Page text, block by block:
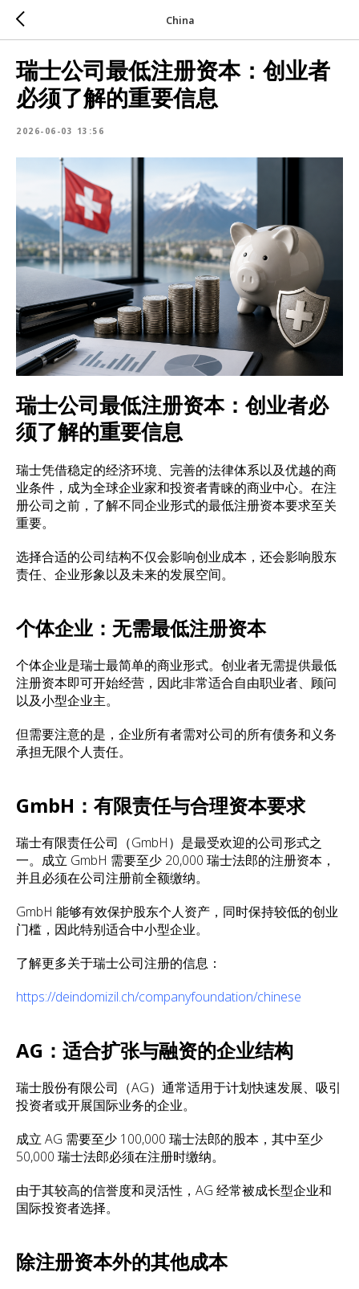
China
瑞士公司最低注册资本：创业者
必须了解的重要信息
2026-06-03 13:56
瑞士公司最低注册资本：创业者必
须了解的重要信息
瑞士凭借稳定的经济环境、完善的法律体系以及优越的商
业条件，成为全球企业家和投资者青睐的商业中心。在注
册公司之前，了解不同企业形式的最低注册资本要求至关
重要。
选择合适的公司结构不仅会影响创业成本，还会影响股东
责任、企业形象以及未来的发展空间。
个体企业：无需最低注册资本
个体企业是瑞士最简单的商业形式。创业者无需提供最低
注册资本即可开始经营，因此非常适合自由职业者、顾问
以及小型企业主。
但需要注意的是，企业所有者需对公司的所有债务和义务
承担无限个人责任。
GmbH：有限责任与合理资本要求
瑞士有限责任公司（GmbH）是最受欢迎的公司形式之
一。成立 GmbH 需要至少 20,000 瑞士法郎的注册资本，
并且必须在公司注册前全额缴纳。
GmbH 能够有效保护股东个人资产，同时保持较低的创业
门槛，因此特别适合中小型企业。
了解更多关于瑞士公司注册的信息：
https://deindomizil.ch/companyfoundation/chinese
AG：适合扩张与融资的企业结构
瑞士股份有限公司（AG）通常适用于计划快速发展、吸引
投资者或开展国际业务的企业。
成立 AG 需要至少 100,000 瑞士法郎的股本，其中至少
50,000 瑞士法郎必须在注册时缴纳。
由于其较高的信誉度和灵活性，AG 经常被成长型企业和
国际投资者选择。
除注册资本外的其他成本